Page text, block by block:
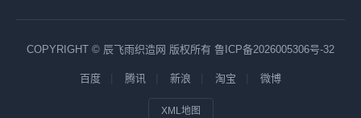
COPYRIGHT © 辰飞雨织造网 版权所有 鲁ICP备2026005306号-32
百度 腾讯 新浪 淘宝 微博
XML地图